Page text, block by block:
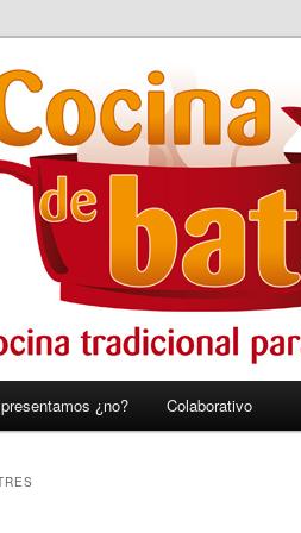
¿no? Colaborativo